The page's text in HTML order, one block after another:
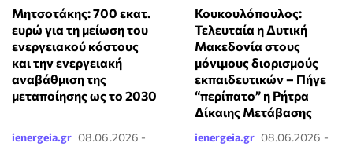
Μητσοτάκης: 700 εκατ.
ευρώ για τη μείωση του
ενεργειακού κόστους
και την ενεργειακή
αναβάθμιση της
μεταποίησης ως το 2030
ienergeia.gr 08.06.2026 -
Κουκουλόπουλος:
Τελευταία η Δυτική
Μακεδονία στους
μόνιμους διορισμούς
εκπαιδευτικών – Πήγε
“περίπατο” η Ρήτρα
Δίκαιης Μετάβασης
ienergeia.gr 08.06.2026 -